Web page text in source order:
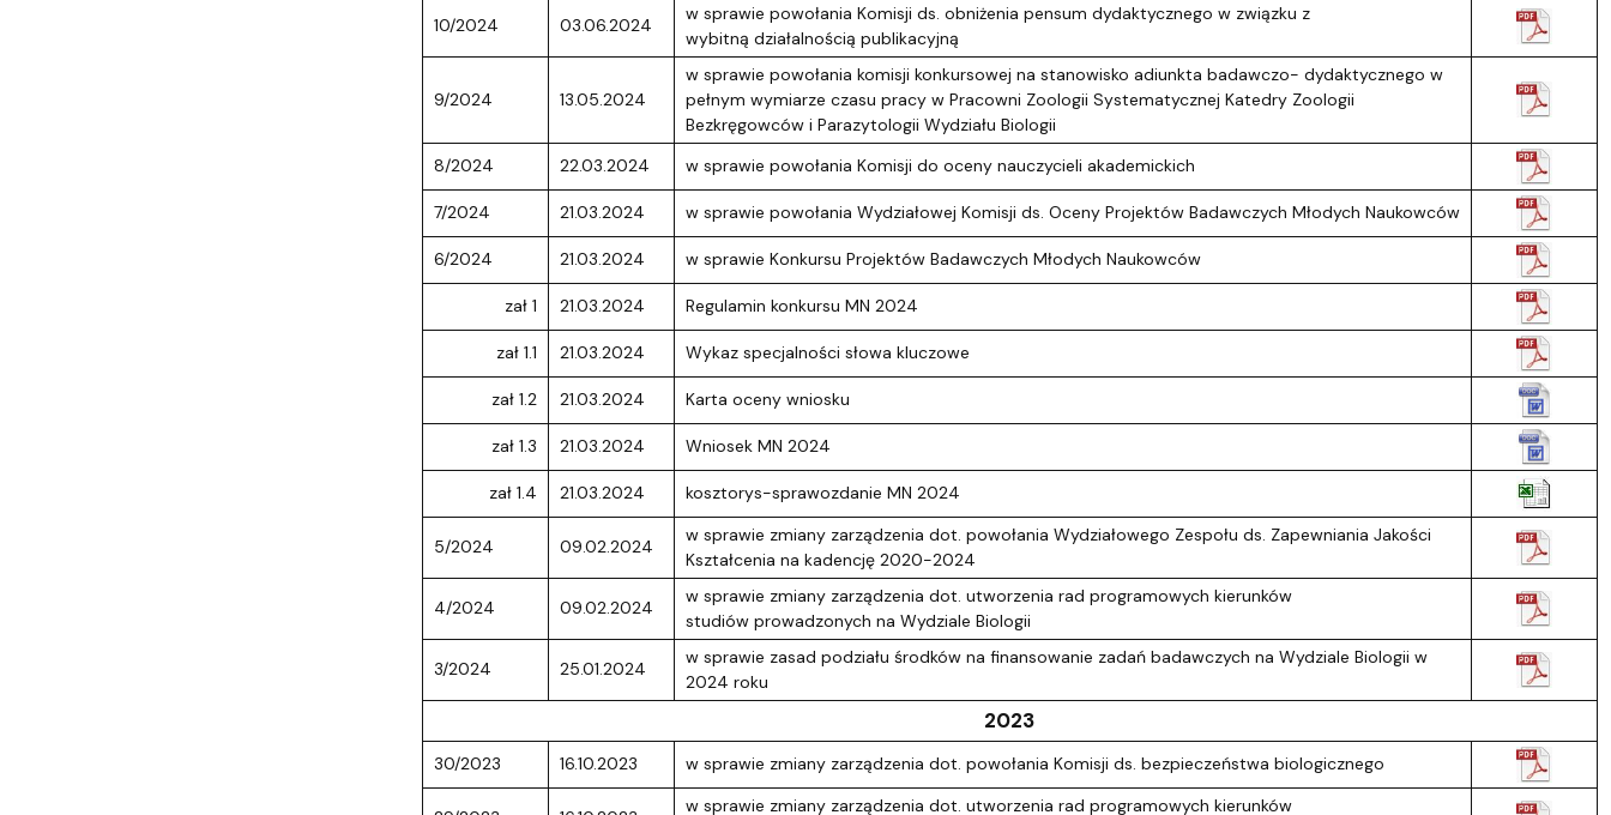
10/2024 03.06.2024
w sprawie powołania Komisji ds. obniżenia pensum dydaktycznego w związku z
wybitną działalnością publikacyjną
9/2024 13.05.2024
w sprawie powołania komisji konkursowej na stanowisko adiunkta badawczo- dydaktycznego w
pełnym wymiarze czasu pracy w Pracowni Zoologii Systematycznej Katedry Zoologii
Bezkręgowców i Parazytologii Wydziału Biologii
8/2024
22.03.2024 w sprawie powołania Komisji do oceny nauczycieli akademickich
7/2024 21.03.2024 w sprawie powołania Wydziałowej Komisji ds. Oceny Projektów Badawczych Młodych Naukowców
6/2024 21.03.2024 w sprawie Konkursu Projektów Badawczych Młodych Naukowców
zał 1 21.03.2024 Regulamin konkursu MN 2024
zał 1.1 21.03.2024 Wykaz specjalności słowa kluczowe
zał 1.2 21.03.2024 Karta oceny wniosku
zał 1.3 21.03.2024 Wniosek MN 2024
zał 1.4 21.03.2024 kosztorys-sprawozdanie MN 2024
5/2024 09.02.2024
w sprawie zmiany zarządzenia dot. powołania Wydziałowego Zespołu ds. Zapewniania Jakości
Kształcenia na kadencję 2020-2024
4/2024 09.02.2024
w sprawie zmiany zarządzenia dot. utworzenia rad programowych kierunków
studiów prowadzonych na Wydziale Biologii
3/2024 25.01.2024
w sprawie zasad podziału środków na finansowanie zadań badawczych na Wydziale Biologii w
2024 roku
2023
30/2023 16.10.2023 w sprawie zmiany zarządzenia dot. powołania Komisji ds. bezpieczeństwa biologicznego
w sprawie zmiany zarządzenia dot. utworzenia rad programowych kierunków